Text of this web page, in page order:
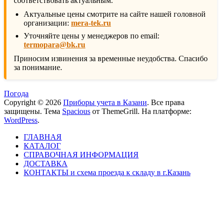
Актуальные цены смотрите на сайте нашей головной
организации: mera-tek.ru
Уточняйте цены у менеджеров по email:
termopara@bk.ru
Приносим извинения за временные неудобства. Спасибо
за понимание.
Погода
Copyright © 2026 Приборы учета в Казани. Все права
защищены. Тема Spacious от ThemeGrill. На платформе:
WordPress.
ГЛАВНАЯ
КАТАЛОГ
СПРАВОЧНАЯ ИНФОРМАЦИЯ
ДОСТАВКА
КОНТАКТЫ и схема проезда к складу в г.Казань